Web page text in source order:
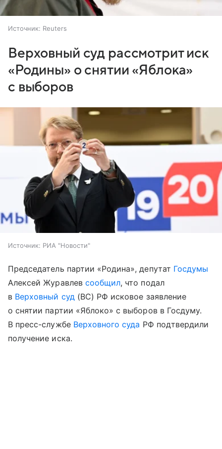
Источник: Reuters
Верховный суд рассмотрит иск
«Родины» о снятии «Яблока»
с выборов
Источник: РИА "Новости"
Председатель партии «Родина», депутат Госдумы
Алексей Журавлев сообщил, что подал
в Верховный суд(ВС) РФ исковое заявление
о снятии партии «Яблоко» с выборов в Госдуму.
В пресс-службе Верховного суда РФ подтвердили
получение иска.